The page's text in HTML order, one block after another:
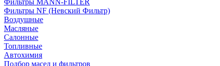
Фильтры MANN-FILTER
Фильтры NF (Невский Фильтр)
Воздушные
Масляные
Салонные
Топливные
Автохимия
Подбор масел и фильтров